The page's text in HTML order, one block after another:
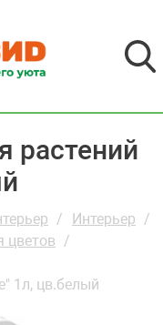
растений
Интерьер
цветов
1л, цв.белый